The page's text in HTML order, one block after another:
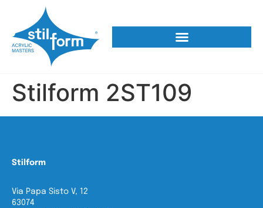
Stilform 2ST109
Stilform
Via Papa Sisto V, 12
63074